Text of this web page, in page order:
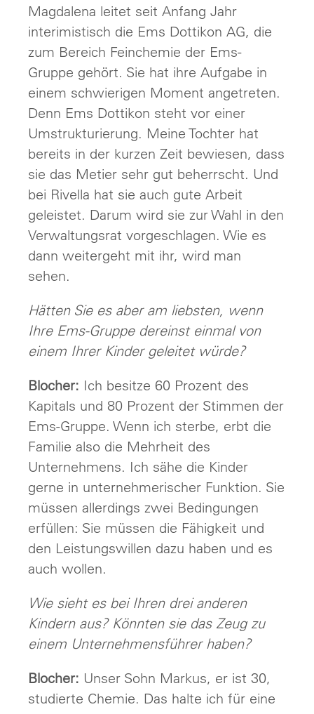
Magdalena leitet seit Anfang Jahr
interimistisch die Ems Dottikon AG, die
zum Bereich Feinchemie der Ems-
Gruppe gehört. Sie hat ihre Aufgabe in
einem schwierigen Moment angetreten.
Denn Ems Dottikon steht vor einer
Umstrukturierung. Meine Tochter hat
bereits in der kurzen Zeit bewiesen, dass
sie das Metier sehr gut beherrscht. Und
bei Rivella hat sie auch gute Arbeit
geleistet. Darum wird sie zur Wahl in den
Verwaltungsrat vorgeschlagen. Wie es
dann weitergeht mit ihr, wird man
sehen.
Hätten Sie es aber am liebsten, wenn
Ihre Ems-Gruppe dereinst einmal von
einem Ihrer Kinder geleitet würde?
Blocher: Ich besitze 60 Prozent des
Kapitals und 80 Prozent der Stimmen der
Ems-Gruppe. Wenn ich sterbe, erbt die
Familie also die Mehrheit des
Unternehmens. Ich sähe die Kinder
gerne in unternehmerischer Funktion. Sie
müssen allerdings zwei Bedingungen
erfüllen: Sie müssen die Fähigkeit und
den Leistungswillen dazu haben und es
auch wollen.
Wie sieht es bei Ihren drei anderen
Kindern aus? Könnten sie das Zeug zu
einem Unternehmensführer haben?
Blocher: Unser Sohn Markus, er ist 30,
studierte Chemie. Das halte ich für eine